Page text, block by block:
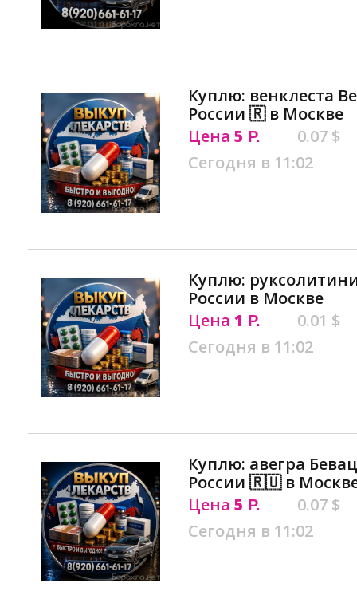
Куплю: венклеста
России 🇷 в Москве
Цена 5 Р.
0.07 $
Сегодня в 11:02
Куплю:
России в Москве
Цена 1 Р.
0.01 $
Сегодня в 11:02
Куплю: авегра
России 🇷🇺 в
Цена 5 Р.
0.07 $
Сегодня в 11:02